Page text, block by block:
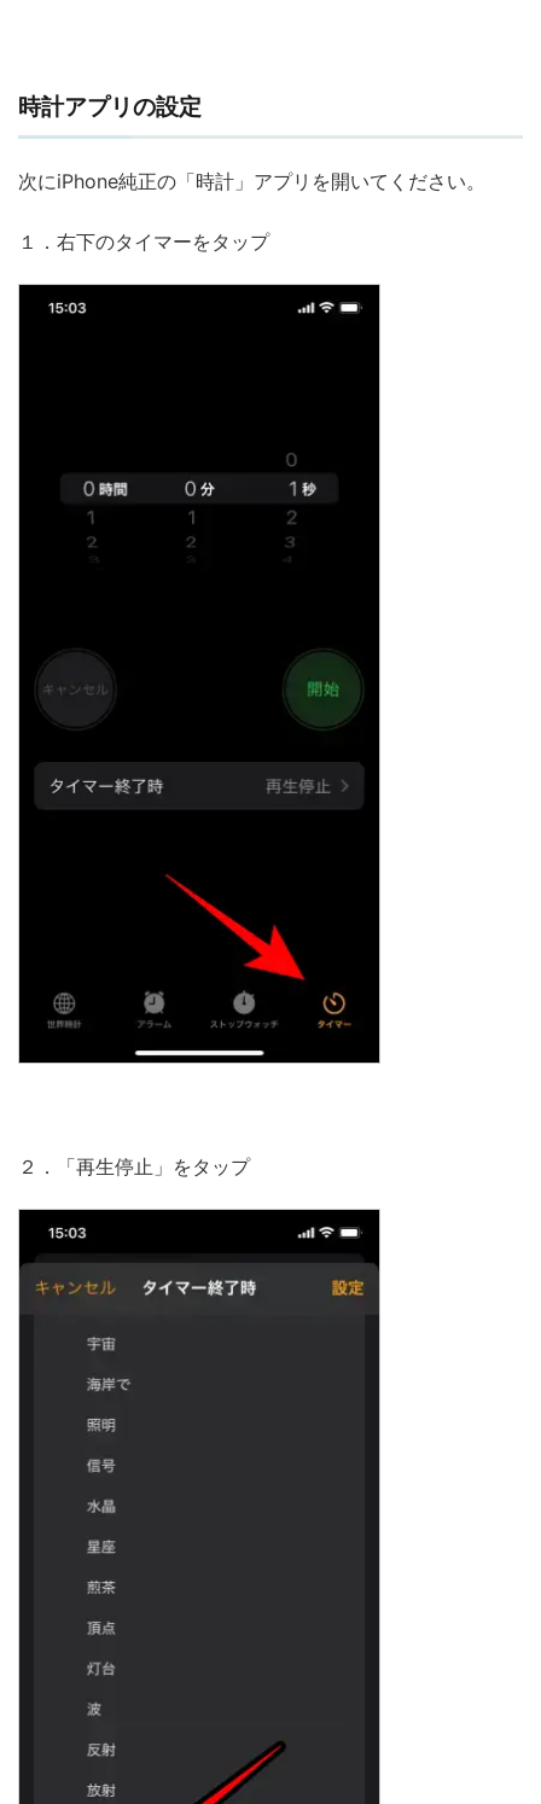
時計アプリの設定
次にiPhone純正の「時計」アプリを開いてください。
１．右下のタイマーをタップ
２．「再生停止」をタップ